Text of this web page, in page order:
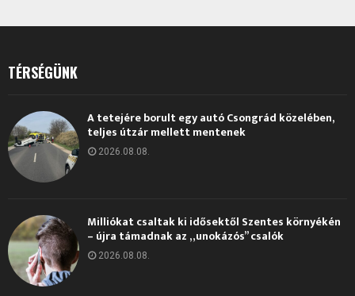
TÉRSÉGÜNK
A tetejére borult egy autó Csongrád közelében,
teljes útzár mellett mentenek
2026.08.08.
Milliókat csaltak ki idősektől Szentes környékén
– újra támadnak az „unokázós” csalók
2026.08.08.